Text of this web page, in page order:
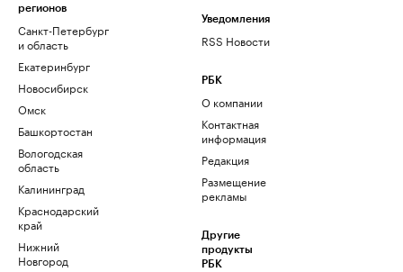
регионов
Санкт-Петербург
и область
Екатеринбург
Новосибирск
Омск
Башкортостан
Вологодская
область
Калининград
Краснодарский
край
Нижний
Новгород
Уведомления
RSS Новости
РБК
О компании
Контактная
информация
Редакция
Размещение
рекламы
Другие
продукты
РБК